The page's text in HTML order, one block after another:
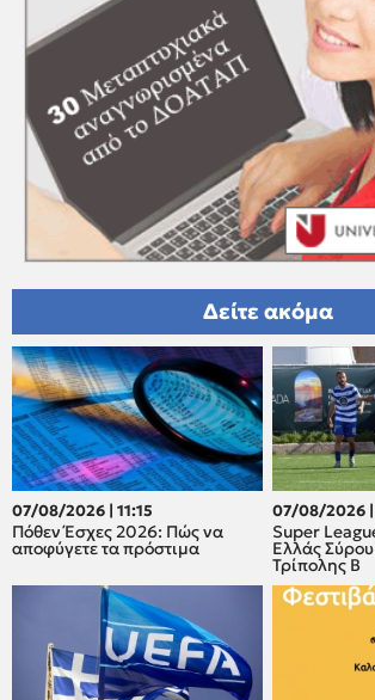
Δείτε ακόμα
07/08/2026 | 11:15
Πόθεν Έσχες 2026: Πώς να
αποφύγετε τα πρόστιμα
07/08/2026 |
Super
Ελλάς
Τρίπολης Β